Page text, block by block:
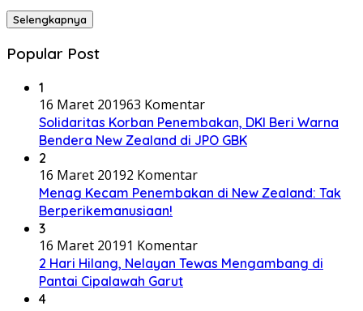
Selengkapnya
Popular Post
1
16 Maret 201963 Komentar
Solidaritas Korban Penembakan, DKI Beri Warna
Bendera New Zealand di JPO GBK
2
16 Maret 20192 Komentar
Menag Kecam Penembakan di New Zealand: Tak
Berperikemanusiaan!
3
16 Maret 20191 Komentar
2 Hari Hilang, Nelayan Tewas Mengambang di
Pantai Cipalawah Garut
4